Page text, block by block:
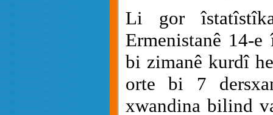
Li gor
Ermenistanê 14-
bi zimanê kurdî
orte bi 7
xwandina bilind